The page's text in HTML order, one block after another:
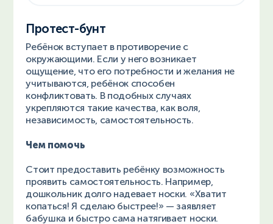
Протест-бунт
Ребёнок вступает в противоречие с
окружающими. Если у него возникает
ощущение, что его потребности и желания не
учитываются, ребёнок способен
конфликтовать. В подобных случаях
укрепляются такие качества, как воля,
независимость, самостоятельность.
Чем помочь
Стоит предоставить ребёнку возможность
проявить самостоятельность. Например,
дошкольник долго надевает носки. «Хватит
копаться! Я сделаю быстрее!» — заявляет
бабушка и быстро сама натягивает носки.